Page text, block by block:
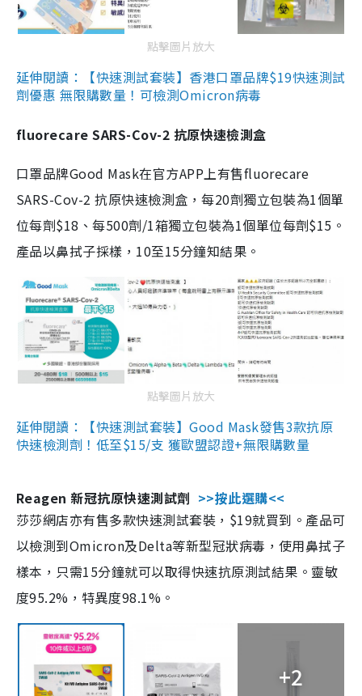
點擊圖片放大
延伸閱讀：【快速測試套裝】香港口罩品牌$19快速測試
劑優惠 無限購數量！可檢測Omicron病毒
fluorecare SARS-Cov-2 抗原快速檢測盒
口罩品牌Good Mask在官方APP上有售fluorecare
SARS-Cov-2 抗原快速檢測盒，每20劑獨立包裝為1個單
位每劑$18、每500劑/1箱獨立包裝為1個單位每劑$15。
產品以鼻拭子採樣，10至15分鐘知結果。
點擊圖片放大
延伸閱讀：【快速測試套裝】Good Mask發售3款抗原
快速檢測劑！低至$15/支 獲歐盟認證+無限購數量
Reagen 新冠抗原快速測試劑 >>按此選購<<
莎莎網店亦有售多款快速測試套裝，$19就買到。產品可
以檢測到Omicron及Delta等新型冠狀病毒，使用鼻拭子
樣本，只需15分鐘就可以取得快速抗原測試結果。靈敏
度95.2%，特異度98.1%。
+2